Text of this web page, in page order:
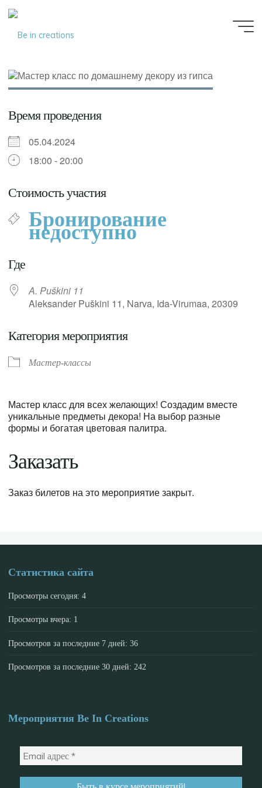
Время проведения
05.04.2024
18:00 - 20:00
Стоимость участия
Бронирование
недоступно
Где
A. Puškini 11
Aleksander Puškini 11, Narva, Ida-Virumaa, 20309
Категория мероприятия
Мастер-классы
Мастер класс для всех желающих! Создадим вместе
уникальные предметы декора! На выбор разные
формы и богатая цветовая палитра.
Заказать
Заказ билетов на это мероприятие закрыт.
Статистика сайта
Просмотры сегодня:4
Просмотры вчера: 1
Просмотров за последние 7 дней:36
Просмотров за последние 30 дней: 242
Мероприятия Be In Creations